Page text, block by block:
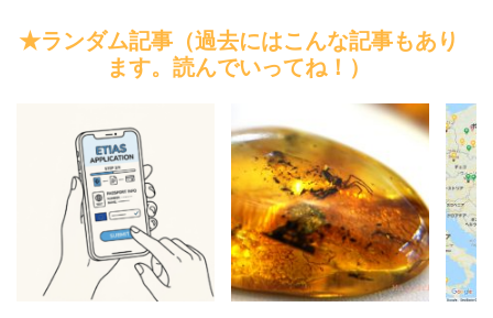
★ランダム記事（過去にはこんな記事もあり
ます。読んでいってね！）